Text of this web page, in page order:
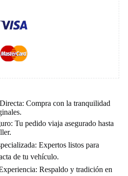
Compra con la tranquilidad
Tu pedido viaja asegurado hasta
Expertos listos para
de tu vehículo.
Respaldo y tradición en